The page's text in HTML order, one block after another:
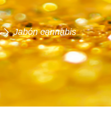
Jabón cannabis